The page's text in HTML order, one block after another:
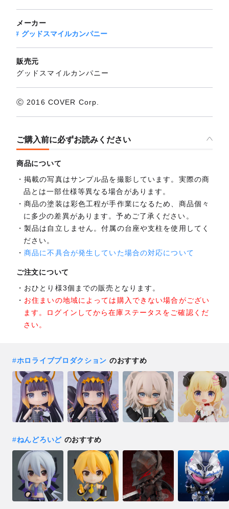
メーカー
グッドスマイルカンパニー
販売元
グッドスマイルカンパニー
Ⓒ 2016 COVER Corp.
ご購入前に必ずお読みください
商品について
掲載の写真はサンプル品を撮影しています。実際の商
品とは一部仕様等異なる場合があります。
商品の塗装は彩色工程が手作業になるため、商品個々
に多少の差異があります。予めご了承ください。
製品は自立しません。付属の台座や支柱を使用してく
ださい。
商品に不具合が発生していた場合の対応について
ご注文について
おひとり様3個までの販売となります。
お住まいの地域によっては購入できない場合がござい
ます。ログインしてから在庫ステータスをご確認くだ
さい。
#ホロライブプロダクション のおすすめ
#ねんどろいどのおすすめ